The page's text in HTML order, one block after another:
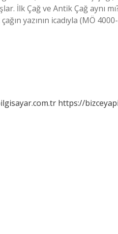
İlk Çağ ve Antik Çağ aynı
yazının icadıyla (MÖ
https://